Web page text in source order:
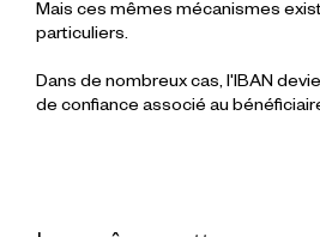
Mais ces mêmes mécanismes
particuliers.
Dans de nombreux cas, l'IBAN
de confiance associé au